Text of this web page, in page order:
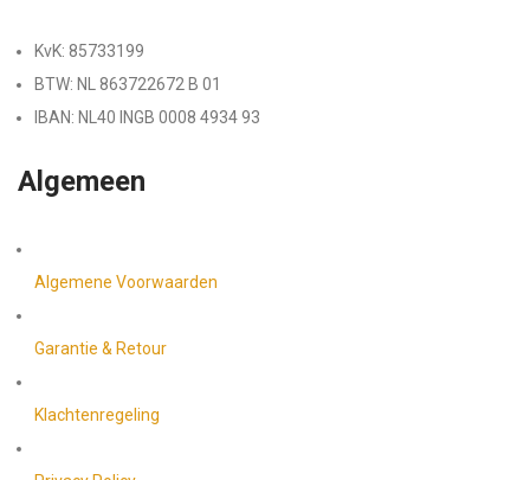
KvK: 85733199
BTW: NL 863722672 B 01
IBAN: NL40 INGB 0008 4934 93
Algemeen
Algemene Voorwaarden
Garantie & Retour
Klachtenregeling